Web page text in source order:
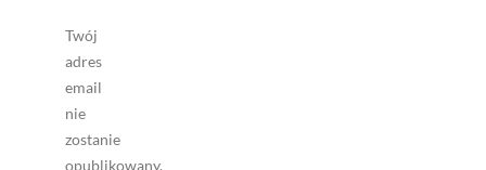
Twój
adres
email
nie
zostanie
opublikowany.